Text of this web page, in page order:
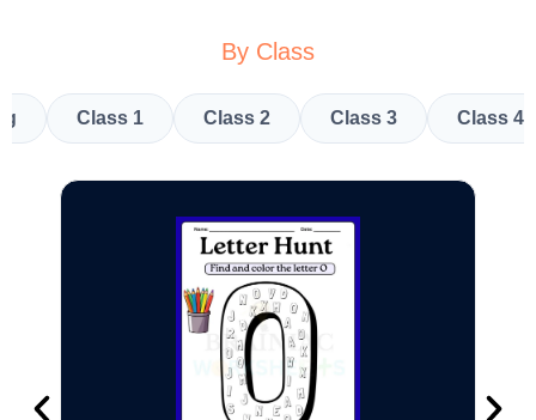
By Class
Class 1 Class 2 Class 3 Class 4